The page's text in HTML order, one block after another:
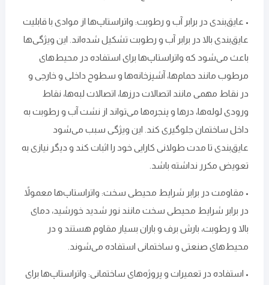
• عایق‌بندی در برابر آب و رطوبت: واتراستاپ‌ها از موادی با قابلیت
عایق‌بندی بالا در برابر آب و رطوبت تشکیل شده‌اند. این ویژگی‌ها
باعث می‌شود که واتراستاپ‌ها برای استفاده در محیط‌های
مرطوب مانند حمام‌ها، آشپزخانه‌ها و سطوح داخلی و خارجی و
در نقاط مهمی مانند اتصالات درزها، اتصالات لبه‌ها، نقاط
ورودی لوله‌ها، درها و پنجره‌ها می‌تواند از نشت آب و رطوبت به
داخل ساختمان جلوگیری کند. این ویژگی سبب می‌شود
عایق‌بندی تا مدت‌ طولانی کارایی خود را اثبات کند و دیگر نیازی به
تعویض مکرر نداشته باشد.
• مقاومت در برابر شرایط محیطی سخت: واتراستاپ‌ها معمولاً
در برابر شرایط محیطی سخت مانند نور شدید خورشید، دمای
بالا و رطوبت، بارش برف و باران بسیار مقاوم هستند و در
محیط‌های صنعتی و ساختمانی استفاده می‌شوند.
• استفاده در تعمیرات و پروژه‌های ساختمانی: واتراستاپ‌ها برای